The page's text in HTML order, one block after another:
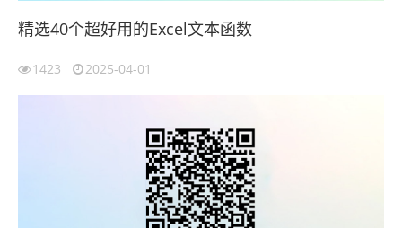
精选40个超好用的Excel文本函数
1423 2025-04-01